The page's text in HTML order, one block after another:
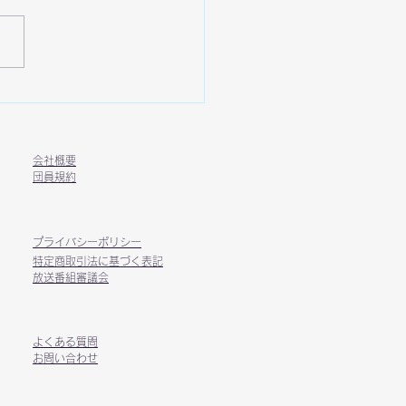
​会社概要
​団員規約​
​プライバシーポリシー​
​特定商取引法に基づく表記​
放送番組審議会
​よくある質問
​お問い合わせ